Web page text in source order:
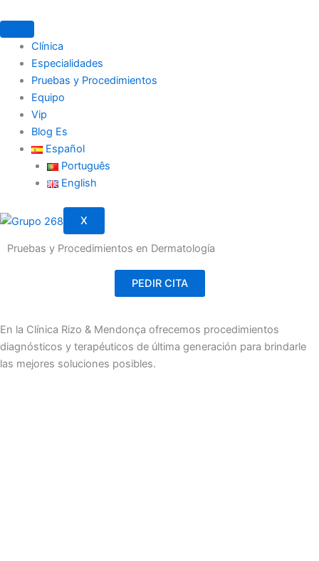
al
contenidoClínica
Especialidades
Pruebas y Procedimientos
Equipo
Vip
Blog Es
Español
Português
English
X
Pruebas y Procedimientos en Dermatología
PEDIR CITA
En la Clínica Rizo & Mendonça ofrecemos procedimientos
diagnósticos y terapéuticos de última generación para brindarle
las mejores soluciones posibles.